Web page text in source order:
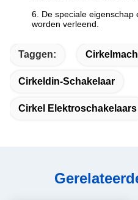
6. De speciale eigenschap
worden verleend.
Taggen:
Cirkeldin-Schakelaar
Cirkel Elektroschakelaars